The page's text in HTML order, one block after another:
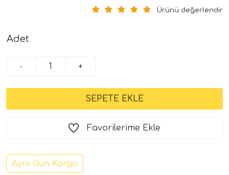
Ürünü değerlendir
Adet
- +
Favorilerime Ekle
Aynı Gün Kargo